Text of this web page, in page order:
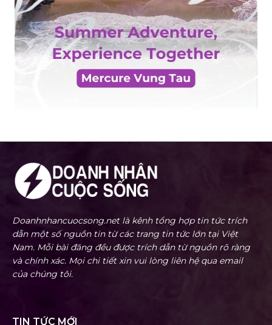
Doanhnhancuocsong.net là kênh tổng hợp tin tức trích
dẫn một số nguồn tin từ các trang tin tức lớn tại Việt
Nam. Mỗi bài đăng đều được trích dẫn từ nguồn rõ ràng
và chính xác. Mọi chi tiết xin vui lòng liên hệ qua email
của chúng tôi.
TIN TỨC MỚI